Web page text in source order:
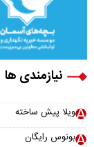
نیازمندی ها
ویلا پیش ساخته
بونوس رایگان